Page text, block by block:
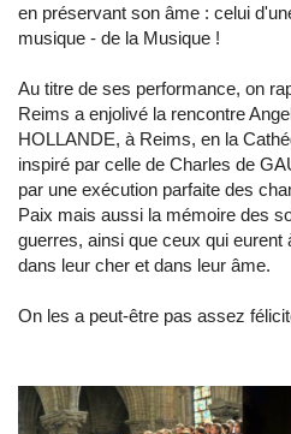
en préservant son âme : celui
musique - de la Musique !
Au titre de ses performance, on
Reims a enjolivé la rencontre
HOLLANDE, à Reims, en la
inspiré par celle de Charles de
par une exécution parfaite des
Paix mais aussi la mémoire des
guerres, ainsi que ceux qui eurent
dans leur cher et dans leur âme.
On les a peut-être pas assez